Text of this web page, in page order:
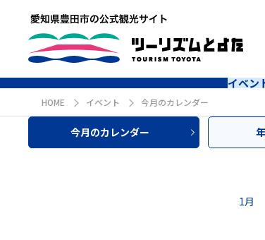
イベン
HOME イベント 今月のカレンダー
今月のカレンダー
1月